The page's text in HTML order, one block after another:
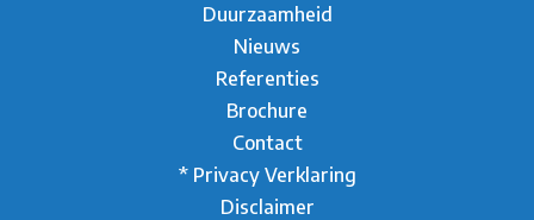
Duurzaamheid
Nieuws
Referenties
Brochure
Contact
* Privacy Verklaring
Disclaimer